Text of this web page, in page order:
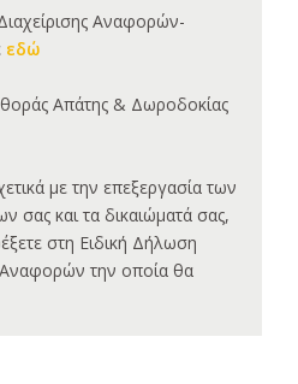
Αναφορών-
εδώ
Απάτης & Δωροδοκίας
με την επεξεργασία των
και τα δικαιώματά σας,
στη Ειδική Δήλωση
την οποία θα